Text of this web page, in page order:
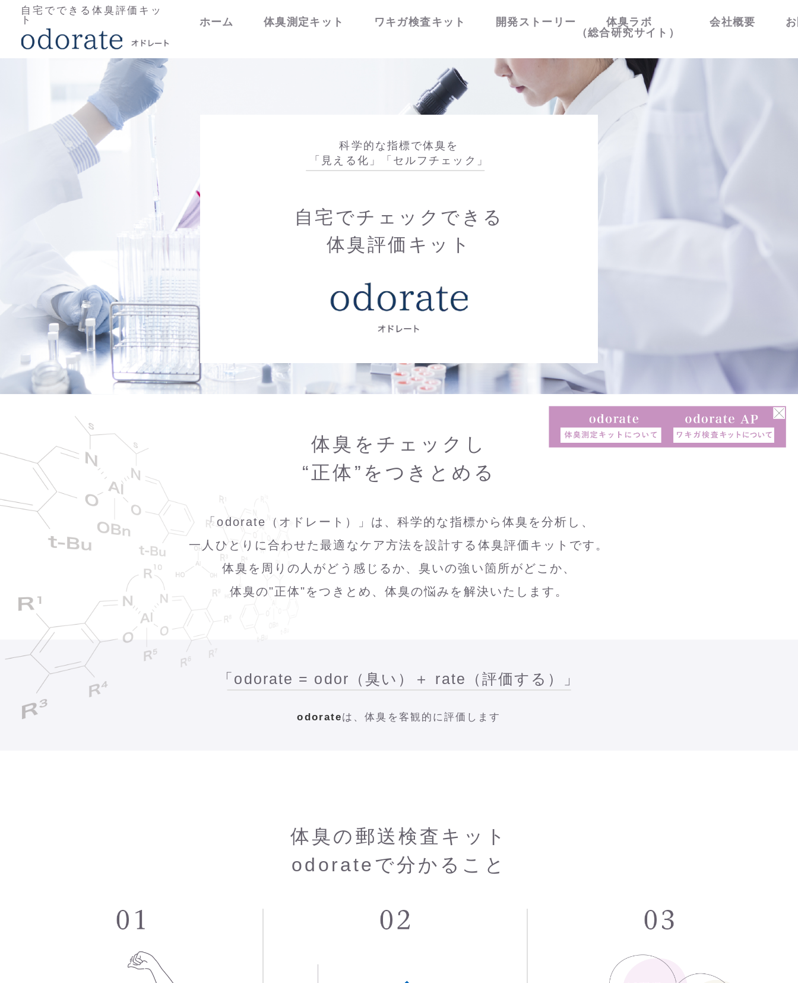
自宅でできる体臭評価キッ
ト
ホーム 体臭測定キット ワキガ検査キット 開発ストーリー
体臭ラボ
（総合研究サイト）
会社概要
科学的な指標で体臭を
「見える化」「セルフチェック」
自宅でチェックできる
体臭評価キット
体臭をチェックし
“正体”をつきとめる
「odorate（オドレート）」は、科学的な指標から体臭を分析し、
一人ひとりに合わせた最適なケア方法を設計する体臭評価キットです。
体臭を周りの人がどう感じるか、臭いの強い箇所がどこか、
体臭の"正体"をつきとめ、体臭の悩みを解決いたします。
「odorate = odor（臭い）＋ rate（評価する）」
odorateは、体臭を客観的に評価します
体臭の郵送検査キット
odorateで分かること